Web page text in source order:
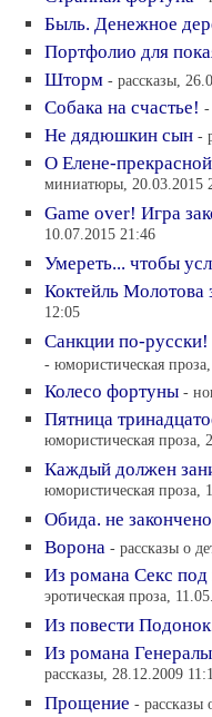
Быль. Денежное
Портфолио для
Шторм - рассказы,
Собака на счастье! -
Не дядюшкин сын -
О Елене-
миниатюры, 20.03.2015
Game over! Игра
10.07.2015 21:46
Умереть... чтобы
Коктейль Молотова
12:05
Санкции по-
- юмористическая
Колесо фортуны -
Пятница
юмористическая проза,
Каждый должен
юмористическая проза,
Обида. не
Ворона - рассказы о
Из романа Секс под
эротическая проза,
Из повести
Из романа
рассказы, 28.12.2009
Прощение - рассказы